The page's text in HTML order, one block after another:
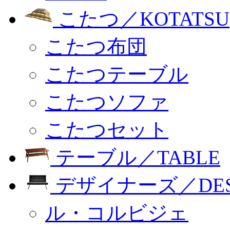
こたつ／KOTATSU
こたつ布団
こたつテーブル
こたつソファ
こたつセット
テーブル／TABLE
デザイナーズ／
ル・コルビジェ